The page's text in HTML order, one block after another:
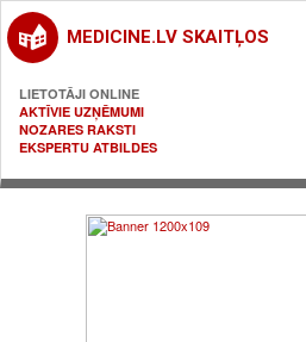
MEDICINE.LV SKAITĻOS
LIETOTĀJI ONLINE
AKTĪVIE UZŅĒMUMI
NOZARES RAKSTI
EKSPERTU ATBILDES